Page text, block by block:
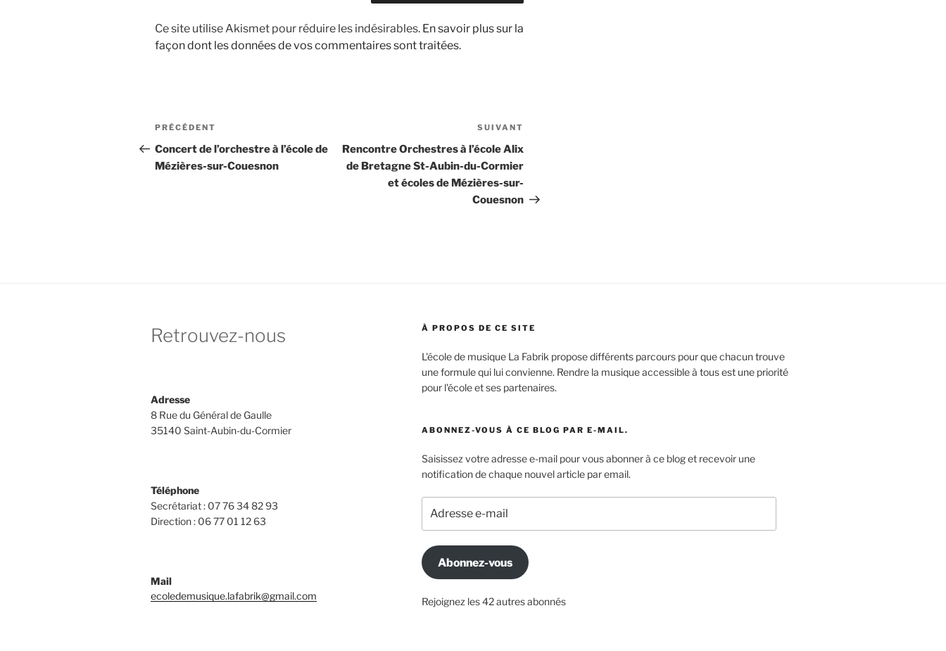
Ce site utilise Akismet pour réduire les indésirables. En savoir plus sur la
façon dont les données de vos commentaires sont traitées.
Navigation
de
l’article
Article
précédent
PRÉCÉDENT
Concert de l’orchestre à l’école de
Mézières-sur-Couesnon
suivant
SUIVANT
Rencontre Orchestres à l’école Alix
de Bretagne St-Aubin-du-Cormier
et écoles de Mézières-sur-
Couesnon
Retrouvez-nous
Adresse
8 Rue du Général de Gaulle
35140 Saint-Aubin-du-Cormier
Téléphone
Secrétariat : 07 76 34 82 93
Direction : 06 77 01 12 63
Mail
ecoledemusique.lafabrik@gmail.com
À PROPOS DE CE SITE
L'école de musique La Fabrik propose différents parcours pour que chacun trouve
une formule qui lui convienne. Rendre la musique accessible à tous est une priorité
pour l'école et ses partenaires.
ABONNEZ-VOUS À CE BLOG PAR E-MAIL.
Saisissez votre adresse e-mail pour vous abonner à ce blog et recevoir une
notification de chaque nouvel article par email.
mail
Abonnez-vous
Rejoignez les 42 autres abonnés